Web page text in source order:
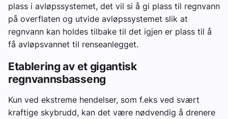
plass i avløpssystemet, det vil si å gi plass til regnvann
på overflaten og utvide avløpssystemet slik at
regnvann kan holdes tilbake til det igjen er plass til å
få avløpsvannet til renseanlegget.
Etablering av et gigantisk
regnvannsbasseng
Kun ved ekstreme hendelser, som f.eks ved svært
kraftige skybrudd, kan det være nødvendig å drenere